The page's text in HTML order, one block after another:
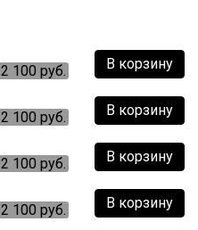
В корзину
2 100 руб.
В корзину
2 100 руб.
В корзину
2 100 руб.
В корзину
2 100 руб.